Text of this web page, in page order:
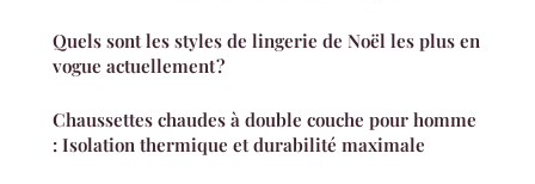
Quels sont les styles de lingerie de Noël les plus en
vogue actuellement ?
Chaussettes chaudes à double couche pour homme
: Isolation thermique et durabilité maximale